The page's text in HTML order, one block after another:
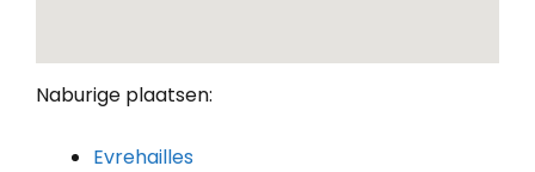
Naburige plaatsen:
Evrehailles